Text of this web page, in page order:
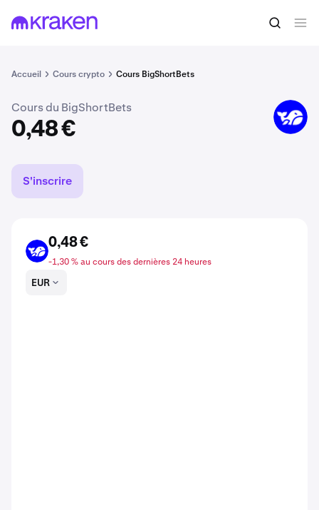
Accueil Cours crypto Cours BigShortBets
0,48 € Acheter du BIGSB
Cours du BigShortBets
0,48 €
BIGSB
S'inscrire
BIGSB
0,48 €
-1,30 % au cours des dernières 24 heures
EUR